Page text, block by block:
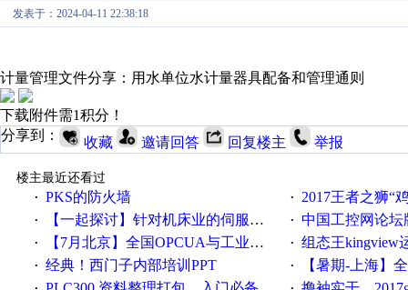
发表于：2024-04-11 22:38:18
计量管理文件分享：用水单位水计量器具配备和管理通则
下载附件需1积分！
分享到：
收藏 邀请回答 回复楼主 举报
楼主最近还看过
· PKS的防火墙 · 2017王者之狮“鸡”情签到
· 【一起探讨】针对机床业的伺服系统发展，您的期望是什么？ · 中国工控网论坛版
· 【7月北京】全国OPCUA与工业互联技术培训班通知！ · 组态王kingview
· 经典！西门子内部培训PPT · 【暑期-上海】全国工业